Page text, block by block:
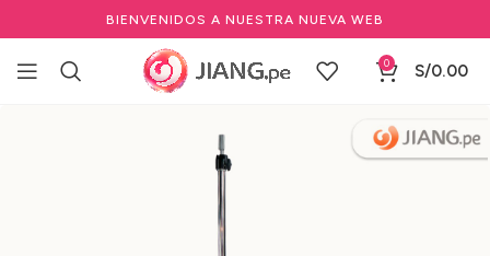
BIENVENIDOS A NUESTRA NUEVA WEB
0 S/0.00
Herramientas de salón de belleza
Trípodes para Cabezales de Peluquería